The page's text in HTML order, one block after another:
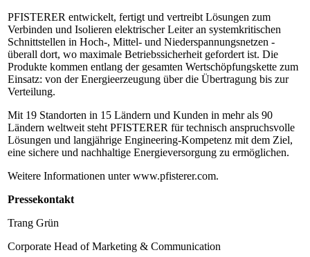
PFISTERER entwickelt, fertigt und vertreibt Lösungen zum
Verbinden und Isolieren elektrischer Leiter an systemkritischen
Schnittstellen in Hoch-, Mittel- und Niederspannungsnetzen -
überall dort, wo maximale Betriebssicherheit gefordert ist. Die
Produkte kommen entlang der gesamten Wertschöpfungskette zum
Einsatz: von der Energieerzeugung über die Übertragung bis zur
Verteilung.
Mit 19 Standorten in 15 Ländern und Kunden in mehr als 90
Ländern weltweit steht PFISTERER für technisch anspruchsvolle
Lösungen und langjährige Engineering-Kompetenz mit dem Ziel,
eine sichere und nachhaltige Energieversorgung zu ermöglichen.
Weitere Informationen unter www.pfisterer.com.
Pressekontakt
Trang Grün
Corporate Head of Marketing & Communication